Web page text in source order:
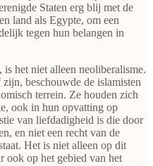
Staten erg blij met de
land als Egypte, om een
tegen hun belangen in
het niet alleen neoliberalisme.
beschouwde de islamisten
terrein. Ze houden zich
ook in hun opvatting op
van liefdadigheid is die door
en niet een recht van de
Het is niet alleen op dit
ook op het gebied van het